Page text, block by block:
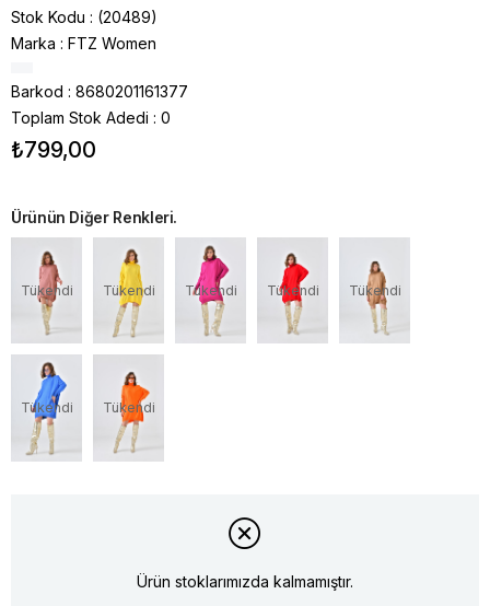
Stok Kodu
(20489)
Marka : FTZ Women
Barkod : 8680201161377
Toplam Stok Adedi : 0
₺799,00
Ürünün Diğer Renkleri.
Tükendi Tükendi Tükendi Tükendi Tükendi
Tükendi Tükendi
Ürün stoklarımızda kalmamıştır.